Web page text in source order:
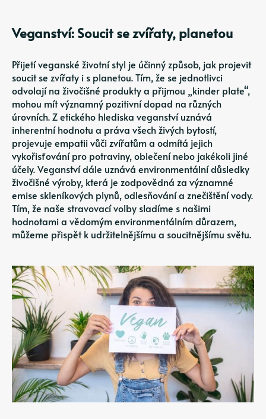
Veganství: Soucit se zvířaty, planetou
Přijetí veganské životní styl je účinný způsob, jak projevit
soucit se zvířaty i s planetou. Tím, že se jednotlivci
odvolají na živočišné produkty a přijmou „kinder plate“,
mohou mít významný pozitivní dopad na různých
úrovních. Z etického hlediska veganství uznává
inherentní hodnotu a práva všech živých bytostí,
projevuje empatii vůči zvířatům a odmítá jejich
vykořisťování pro potraviny, oblečení nebo jakékoli jiné
účely. Veganství dále uznává environmentální důsledky
živočišné výroby, která je zodpovědná za významné
emise skleníkových plynů, odlesňování a znečištění vody.
Tím, že naše stravovací volby sladíme s našimi
hodnotami a vědomým environmentálním důrazem,
můžeme přispět k udržitelnějšímu a soucitnějšímu světu.